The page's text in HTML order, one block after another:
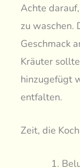
Achte
zu waschen.
Geschmack
Kräuter
hinzugefügt
entfalten.
Zeit, die